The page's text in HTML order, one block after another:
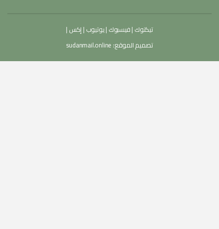
تيكتوك |فيسبوك |يوتيوب |إكس |
تصميم الموقع: sudanmail.online